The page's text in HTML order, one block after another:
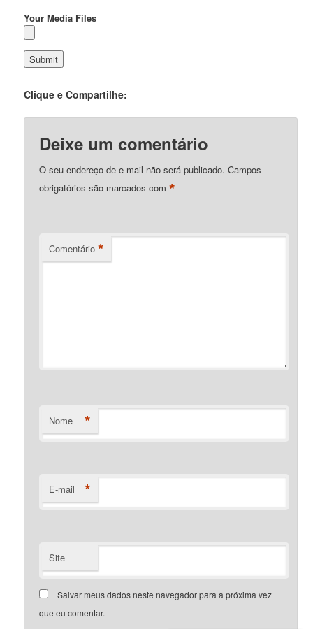
Your Media Files
Clique e Compartilhe:
Deixe um comentário
O seu endereço de e-mail não será publicado. Campos
obrigatórios são marcados com*
Comentário *
Nome *
E-mail *
Site
Salvar meus dados neste navegador para a próxima vez
que eu comentar.